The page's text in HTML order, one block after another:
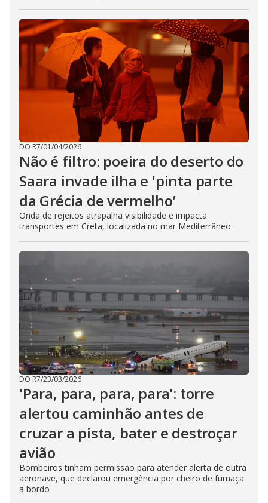
DO R7/01/04/2026
Não é filtro: poeira do deserto do
Saara invade ilha e 'pinta parte
da Grécia de vermelho’
Onda de rejeitos atrapalha visibilidade e impacta
transportes em Creta, localizada no mar Mediterrâneo
DO R7/23/03/2026
'Para, para, para, para': torre
alertou caminhão antes de
cruzar a pista, bater e destroçar
avião
Bombeiros tinham permissão para atender alerta de outra
aeronave, que declarou emergência por cheiro de fumaça
a bordo